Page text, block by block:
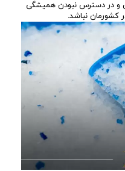
و در دسترس نبودن همیشگی
کشورمان نباشد.